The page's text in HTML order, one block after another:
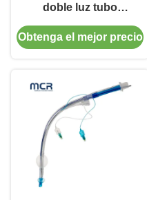
doble luz tubo
endobronquial visual
oral PVC plano
Obtenga el mejor precio